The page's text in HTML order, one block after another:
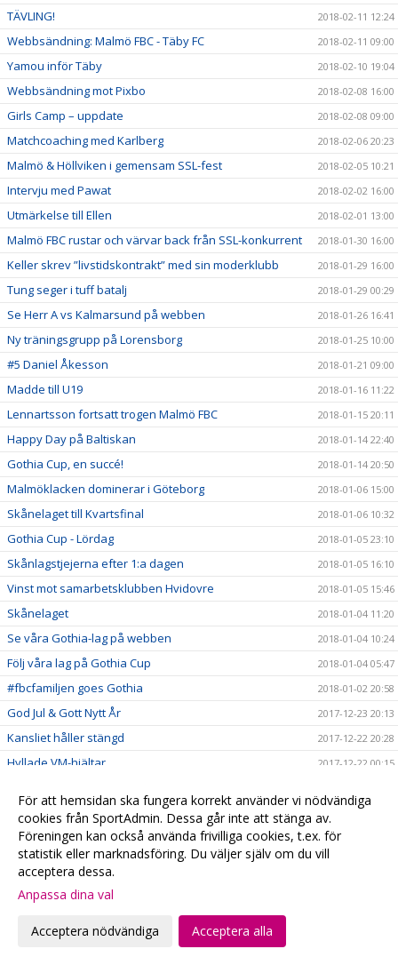
TÄVLING! 2018-02-11 12:24
Webbsändning: Malmö FBC - Täby FC 2018-02-11 09:00
Yamou inför Täby 2018-02-10 19:04
Webbsändning mot Pixbo 2018-02-08 16:00
Girls Camp – uppdate 2018-02-08 09:00
Matchcoaching med Karlberg 2018-02-06 20:23
Malmö & Höllviken i gemensam SSL-fest 2018-02-05 10:21
Intervju med Pawat 2018-02-02 16:00
Utmärkelse till Ellen 2018-02-01 13:00
Malmö FBC rustar och värvar back från SSL-konkurrent 2018-01-30 16:00
Keller skrev ”livstidskontrakt” med sin moderklubb 2018-01-29 16:00
Tung seger i tuff batalj 2018-01-29 00:29
Se Herr A vs Kalmarsund på webben 2018-01-26 16:41
Ny träningsgrupp på Lorensborg 2018-01-25 10:00
#5 Daniel Åkesson 2018-01-21 09:00
Madde till U19 2018-01-16 11:22
Lennartsson fortsatt trogen Malmö FBC 2018-01-15 20:11
Happy Day på Baltiskan 2018-01-14 22:40
Gothia Cup, en succé! 2018-01-14 20:50
Malmöklacken dominerar i Göteborg 2018-01-06 15:00
Skånelaget till Kvartsfinal 2018-01-06 10:32
Gothia Cup - Lördag 2018-01-05 23:10
Skånlagstjejerna efter 1:a dagen 2018-01-05 16:10
Vinst mot samarbetsklubben Hvidovre 2018-01-05 15:46
Skånelaget 2018-01-04 11:20
Se våra Gothia-lag på webben 2018-01-04 10:24
Följ våra lag på Gothia Cup 2018-01-04 05:47
#fbcfamiljen goes Gothia 2018-01-02 20:58
God Jul & Gott Nytt År 2017-12-23 20:13
Kansliet håller stängd 2017-12-22 20:28
Hyllade VM-hjältar 2017-12-22 00:15
Damerna vidare i SkM 2017-12-21 10:10
Målvaktsträning 2017-12-21 09:52
Julklappstips 1 – Teamson Webbutik 2017-12-20 17:23
0 poäng...
Ta med kastarmen på lördag!
För att hemsidan ska fungera korrekt använder vi nödvändiga
cookies från SportAdmin. Dessa går inte att stänga av.
Föreningen kan också använda frivilliga cookies, t.ex. för
statistik eller marknadsföring. Du väljer själv om du vill
acceptera dessa.
Anpassa dina val
Acceptera nödvändiga Acceptera alla